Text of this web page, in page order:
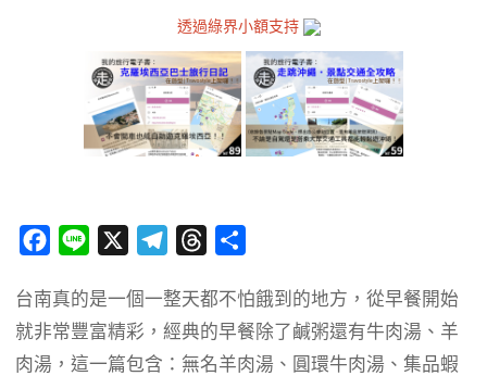
透過綠界小額支持
c
e
b
n
e
l
e
g
r
e
a
台南真的是一個一整天都不怕餓到的地方，從早餐開始
就非常豐富精彩，經典的早餐除了鹹粥還有牛肉湯、羊
肉湯，這一篇包含：無名羊肉湯、圓環牛肉湯、集品蝦